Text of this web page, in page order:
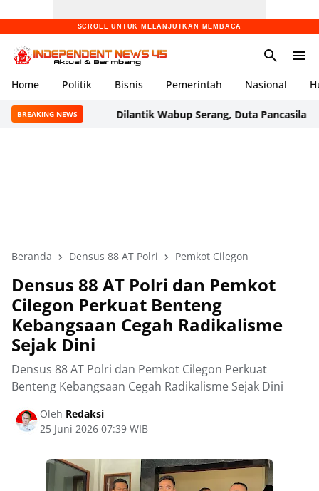
SCROLL UNTUK MELANJUTKAN MEMBACA
Home Politik Bisnis Pemerintah Nasional
BREAKING NEWSDilantik Wabup Serang, Duta Pancasila Diharap
Beranda Densus 88 AT Polri Pemkot Cilegon
Densus 88 AT Polri dan Pemkot
Cilegon Perkuat Benteng
Kebangsaan Cegah Radikalisme
Sejak Dini
Densus 88 AT Polri dan Pemkot Cilegon Perkuat
Benteng Kebangsaan Cegah Radikalisme Sejak Dini
Oleh Redaksi
25 Juni 2026 07:39 WIB